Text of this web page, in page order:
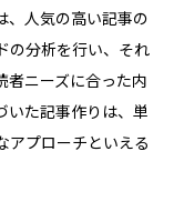
、人気の高い記事の
の分析を行い、それ
者ニーズに合った内
いた記事作りは、単
アプローチといえる